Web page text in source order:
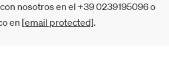
nosotros en el +39 0239195096 o
en [email protected].